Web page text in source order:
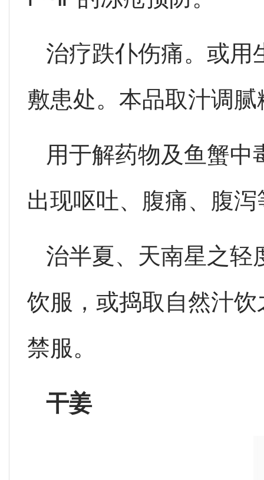
治疗跌仆伤痛。或用
敷患处。本品取汁调
用于解药物及鱼蟹中
出现呕吐、腹痛、腹
治半夏、天南星之轻
饮服，或捣取自然汁
禁服。
干姜